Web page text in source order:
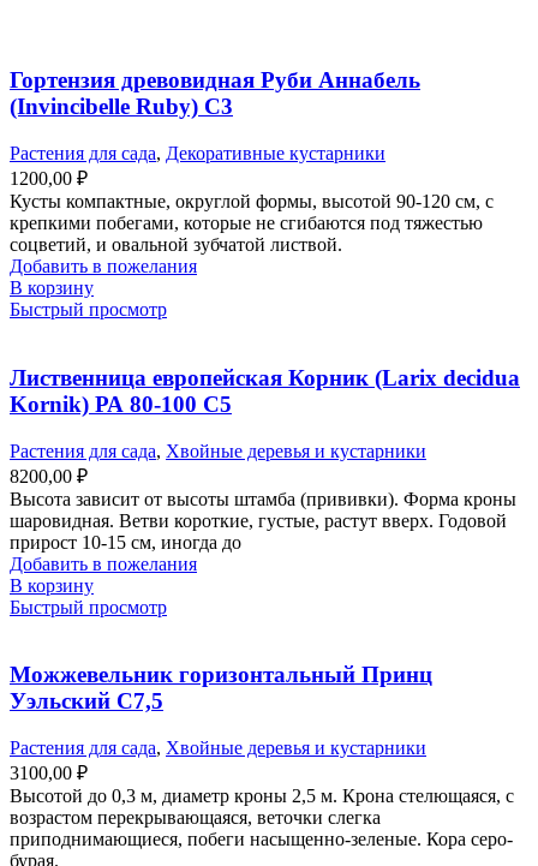
Гортензия древовидная Руби Аннабель
(Invincibelle Ruby) С3
Растения для сада, Декоративные кустарники
1200,00 ₽
Кусты компактные, округлой формы, высотой 90-120 см, с
крепкими побегами, которые не сгибаются под тяжестью
соцветий, и овальной зубчатой листвой.
Добавить в пожелания
В корзину
Быстрый просмотр
Лиственница европейская Корник (Larix decidua
Kornik) РА 80-100 С5
Растения для сада, Хвойные деревья и кустарники
8200,00 ₽
Высота зависит от высоты штамба (прививки). Форма кроны
шаровидная. Ветви короткие, густые, растут вверх. Годовой
прирост 10-15 см, иногда до
Добавить в пожелания
В корзину
Быстрый просмотр
Можжевельник горизонтальный Принц
Уэльский С7,5
Растения для сада, Хвойные деревья и кустарники
3100,00 ₽
Высотой до 0,3 м, диаметр кроны 2,5 м. Крона стелющаяся, с
возрастом перекрывающаяся, веточки слегка
приподнимающиеся, побеги насыщенно-зеленые. Кора серо-
бурая.